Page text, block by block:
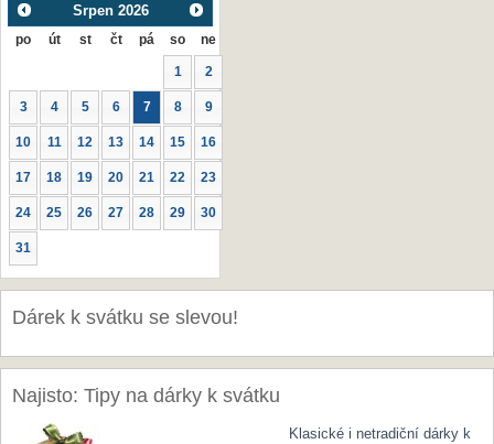
Srpen 2026
po út st čt pá so ne
1 2
3 4 5 6 7 8 9
10 11 12 13 14 15 16
17 18 19 20 21 22 23
24 25 26 27 28 29 30
31
Dárek k svátku se slevou!
Najisto: Tipy na dárky k svátku
Klasické i netradiční dárky k